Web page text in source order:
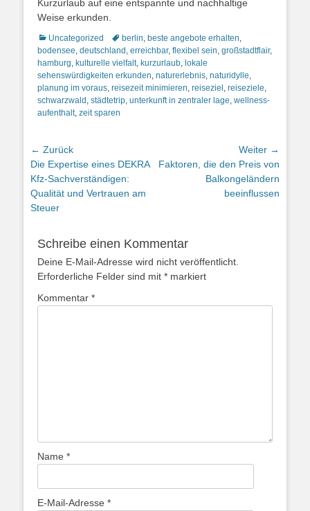
Kurzurlaub auf eine entspannte und nachhaltige
Weise erkunden.
Kategorien
Uncategorized Schlagworte
berlin, beste angebote erhalten,
bodensee, deutschland , erreichbar, flexibel sein, großstadtflair,
hamburg, kulturelle vielfalt, kurzurlaub, lokale
sehenswürdigkeiten erkunden, naturerlebnis, naturidylle,
planung im voraus, reisezeit minimieren, reiseziel , reiseziele,
schwarzwald , städtetrip, unterkunft in zentraler lage, wellness-
aufenthalt, zeit sparen
Beitragsnavigation
← Zurück
Vorheriger
Beitrag:
Die Expertise eines DEKRA
Kfz-Sachverständigen:
Qualität und Vertrauen am
Steuer
Weiter →
Nächster
Faktoren, die den Preis von
Balkongeländern
beeinflussen
Schreibe einen Kommentar
Deine E-Mail-Adresse wird nicht veröffentlicht.
Erforderliche Felder sind mit * markiert
Kommentar *
Name *
E-Mail-Adresse *